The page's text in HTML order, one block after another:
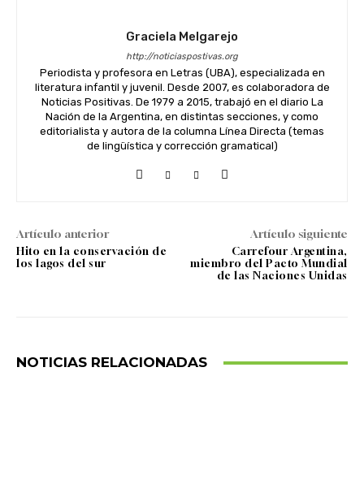
Graciela Melgarejo
http://noticiaspostivas.org
Periodista y profesora en Letras (UBA), especializada en
literatura infantil y juvenil. Desde 2007, es colaboradora de
Noticias Positivas. De 1979 a 2015, trabajó en el diario La
Nación de la Argentina, en distintas secciones, y como
editorialista y autora de la columna Línea Directa (temas
de lingüística y corrección gramatical)
Artículo anterior
Hito en la conservación de
los lagos del sur
Artículo siguiente
Carrefour Argentina,
miembro del Pacto Mundial
de las Naciones Unidas
NOTICIAS RELACIONADAS